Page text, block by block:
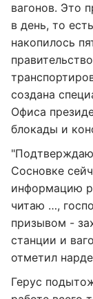
вагонов. Это
в день, то
накопилось
создана
Офиса
блокады и
Сосновке
информацию
читаю …,
призывом -
станции и
отметил
Герус